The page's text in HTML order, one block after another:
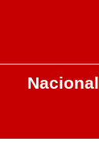
Nacional